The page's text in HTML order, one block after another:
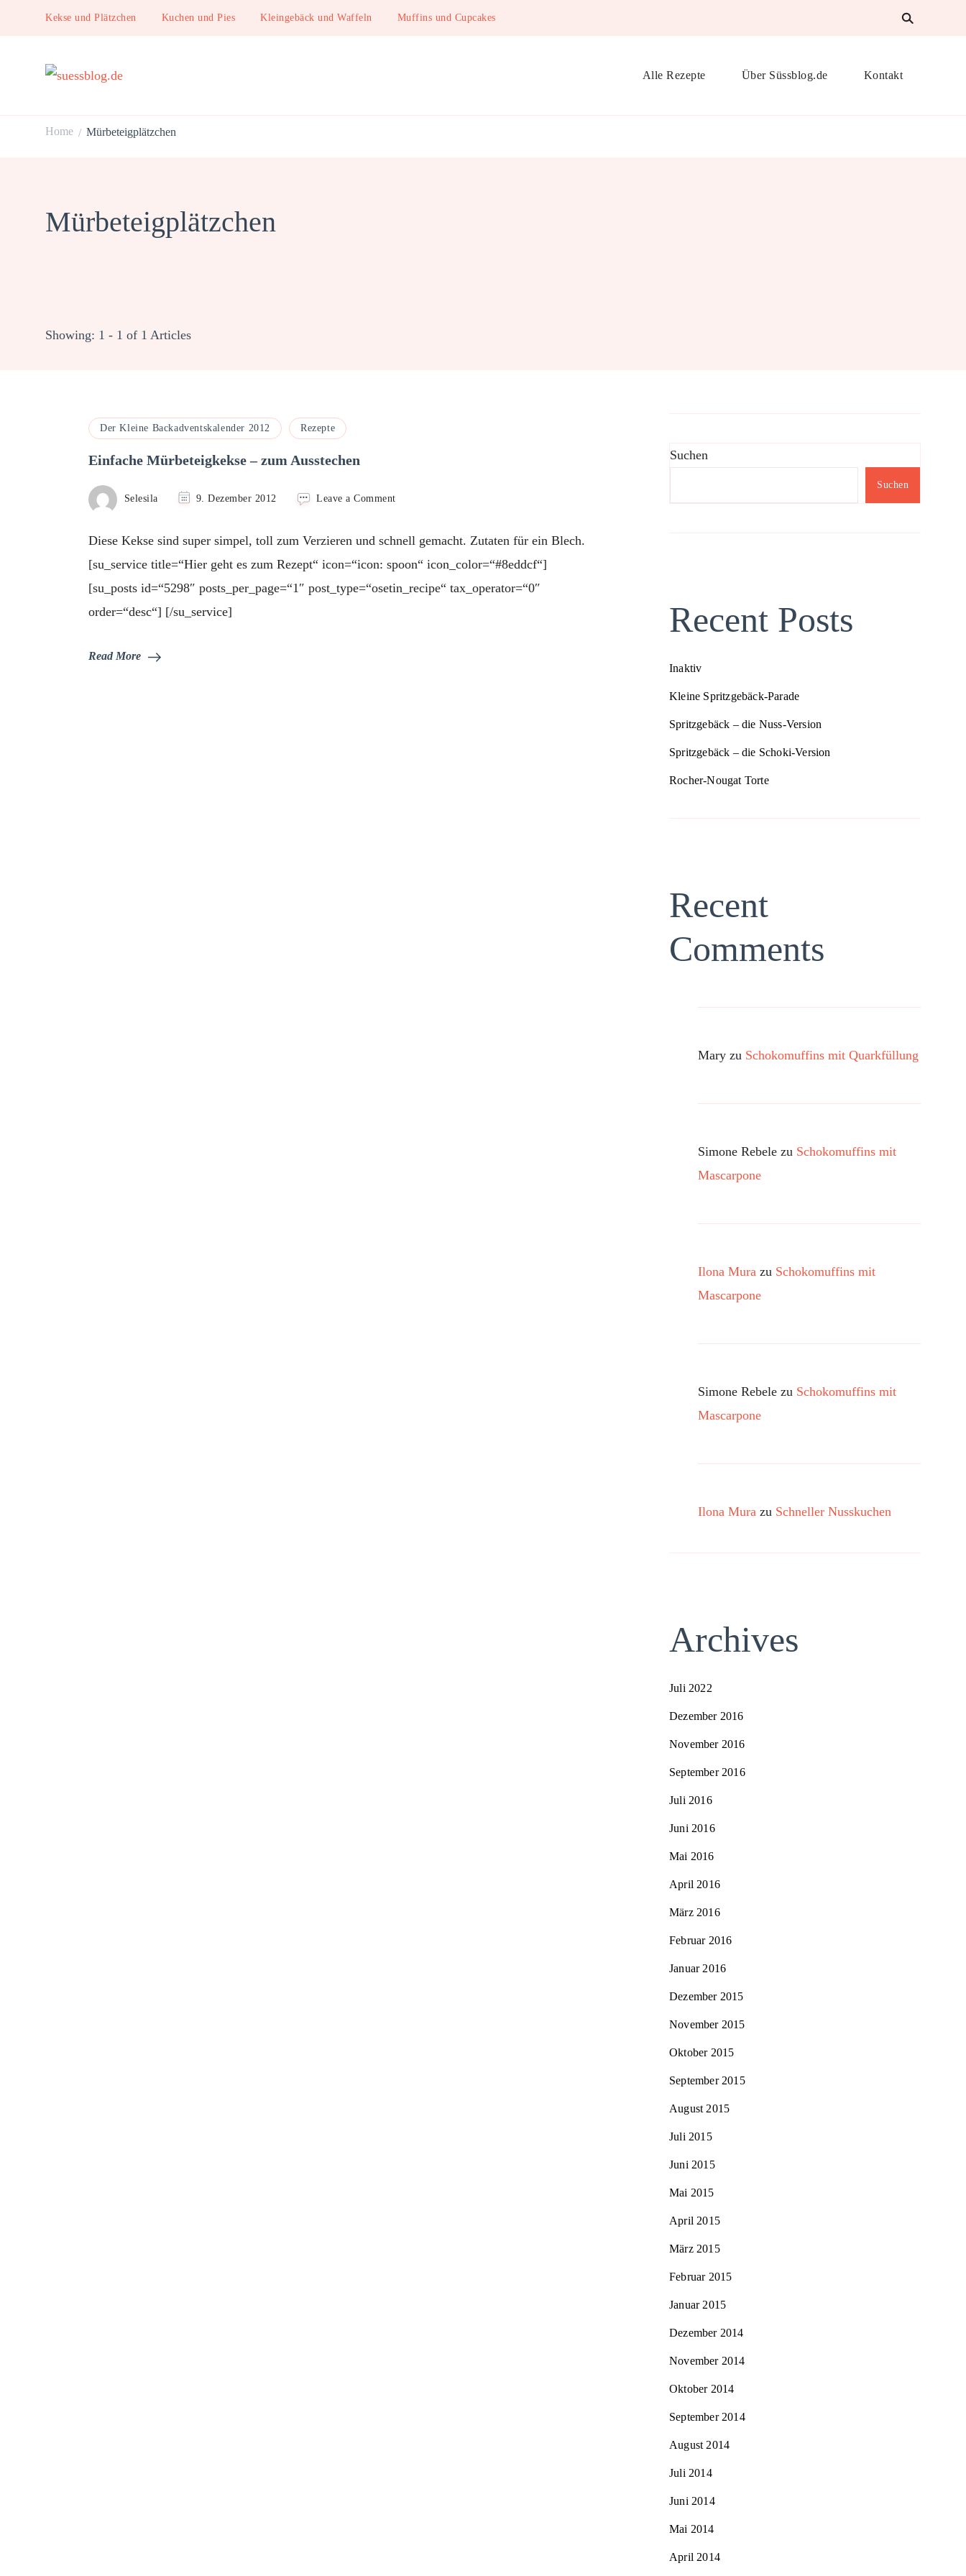
Kekse und Plätzchen Kuchen und Pies Kleingebäck und Waffeln Muffins und Cupcakes
Alle Rezepte Über Süssblog.de Kontakt
Home / Mürbeteigplätzchen
Mürbeteigplätzchen
Showing: 1 - 1 of 1 Articles
Der Kleine Backadventskalender 2012 Rezepte
Einfache Mürbeteigkekse – zum Ausstechen
Selesila 9. Dezember 2012 Leave a Commenton
–
Diese Kekse sind super simpel, toll zum Verzieren und schnell gemacht. Zutaten für ein Blech.
[su_service title=“Hier geht es zum Rezept“ icon=“icon: spoon“ icon_color=“#8eddcf“]
[su_posts id=“5298″ posts_per_page=“1″ post_type=“osetin_recipe“ tax_operator=“0″
order=“desc“] [/su_service]
Read More
Suchen
Suchen
Recent Posts
Inaktiv
Kleine Spritzgebäck-Parade
Spritzgebäck – die Nuss-Version
Spritzgebäck – die Schoki-Version
Rocher-Nougat Torte
Recent
Comments
Mary zu Schokomuffins mit Quarkfüllung
Simone Rebele zu Schokomuffins mit
Mascarpone
Ilona Mura zu Schokomuffins mit
Mascarpone
Simone Rebele zu Schokomuffins mit
Mascarpone
Ilona Mura zu Schneller Nusskuchen
Archives
Juli 2022
Dezember 2016
November 2016
September 2016
Juli 2016
Juni 2016
Mai 2016
April 2016
März 2016
Februar 2016
Januar 2016
Dezember 2015
November 2015
Oktober 2015
September 2015
August 2015
Juli 2015
Juni 2015
Mai 2015
April 2015
März 2015
Februar 2015
Januar 2015
Dezember 2014
November 2014
Oktober 2014
September 2014
August 2014
Juli 2014
Juni 2014
Mai 2014
April 2014